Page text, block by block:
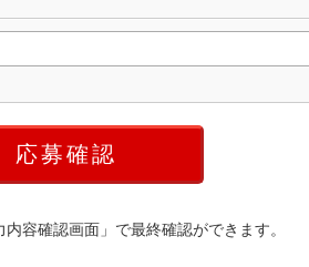
容確認画面」で最終確認ができます。